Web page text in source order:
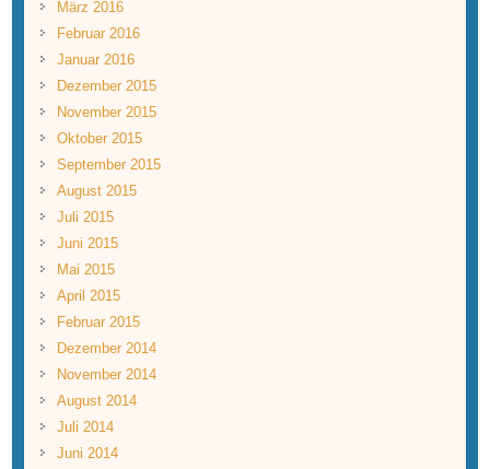
März 2016
Februar 2016
Januar 2016
Dezember 2015
November 2015
Oktober 2015
September 2015
August 2015
Juli 2015
Juni 2015
Mai 2015
April 2015
Februar 2015
Dezember 2014
November 2014
August 2014
Juli 2014
Juni 2014